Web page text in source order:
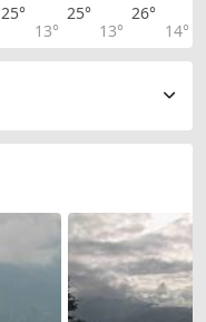
25°
13°
25°
13°
26°
14°